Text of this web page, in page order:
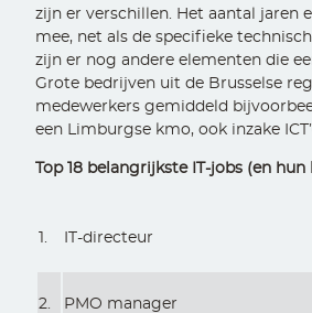
zijn er verschillen. Het aantal jaren
mee, net als de specifieke
zijn er nog andere elementen die
Grote bedrijven uit de Brusselse
medewerkers gemiddeld
een Limburgse kmo, ook inzake
Top 18 belangrijkste IT-jobs (en hun
1. IT-directeur
2. PMO manager